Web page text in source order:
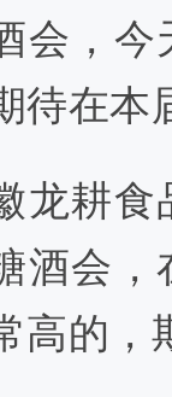
会，今
待在本
龙耕
酒会
高的，